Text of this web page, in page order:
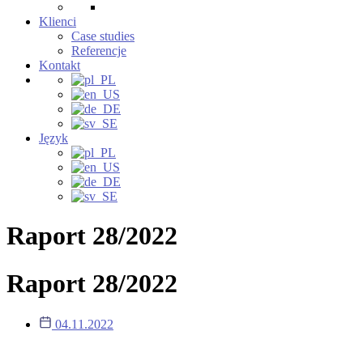
Klienci
Case studies
Referencje
Kontakt
Język
Raport 28/2022
Raport 28/2022
04.11.2022